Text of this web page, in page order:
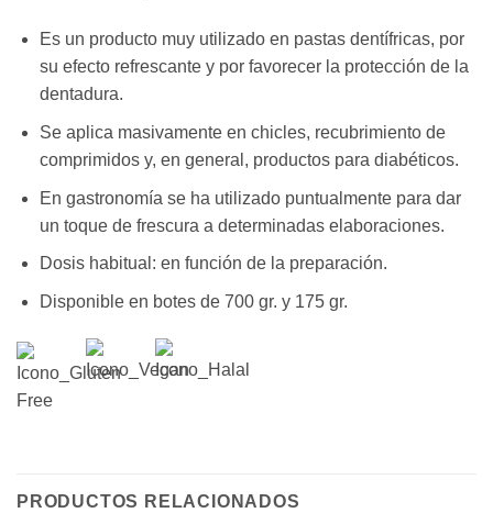
Es un producto muy utilizado en pastas dentífricas, por
su efecto refrescante y por favorecer la protección de la
dentadura.
Se aplica masivamente en chicles, recubrimiento de
comprimidos y, en general, productos para diabéticos.
En gastronomía se ha utilizado puntualmente para dar
un toque de frescura a determinadas elaboraciones.
Dosis habitual: en función de la preparación.
Disponible en botes de 700 gr. y 175 gr.
PRODUCTOS RELACIONADOS